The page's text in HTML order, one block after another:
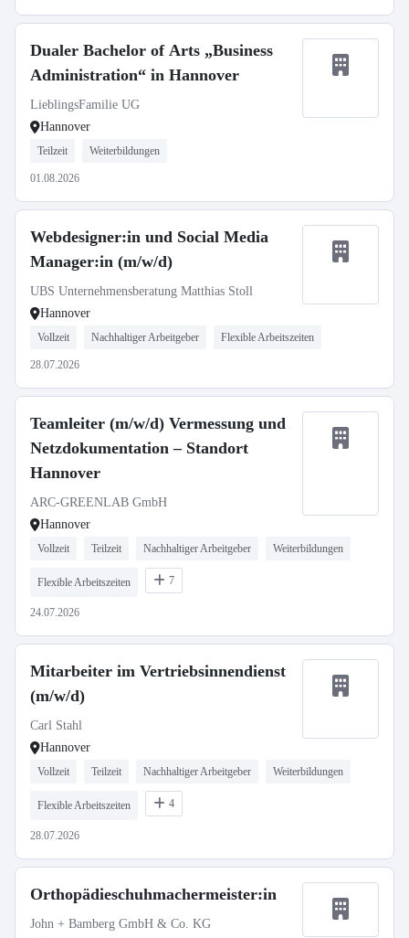
Dualer Bachelor of Arts „Business
Administration“ in Hannover
LieblingsFamilie UG
Hannover
Teilzeit Weiterbildungen
01.08.2026
Webdesigner:in und Social Media
Manager:in (m/w/d)
UBS Unternehmensberatung Matthias Stoll
Hannover
Vollzeit Nachhaltiger Arbeitgeber Flexible Arbeitszeiten
28.07.2026
Teamleiter (m/w/d) Vermessung und
Netzdokumentation – Standort
Hannover
ARC-GREENLAB GmbH
Hannover
Vollzeit Teilzeit Nachhaltiger Arbeitgeber Weiterbildungen
Flexible Arbeitszeiten 7
24.07.2026
Mitarbeiter im Vertriebsinnendienst
(m/w/d)
Carl Stahl
Hannover
Vollzeit Teilzeit Nachhaltiger Arbeitgeber Weiterbildungen
Flexible Arbeitszeiten 4
28.07.2026
Orthopädieschuhmachermeister:in
John + Bamberg GmbH & Co. KG